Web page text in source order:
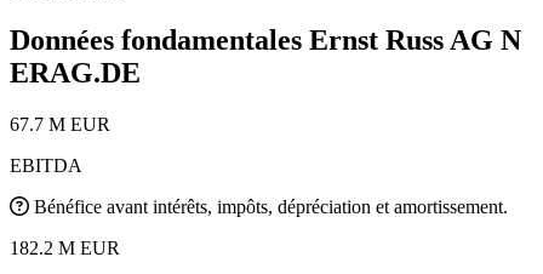
Données fondamentales Ernst Russ AG N
ERAG.DE
67.7 M EUR
EBITDA
Bénéfice avant intérêts, impôts, dépréciation et amortissement.
182.2 M EUR